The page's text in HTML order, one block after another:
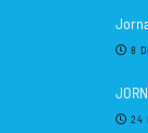
8
24